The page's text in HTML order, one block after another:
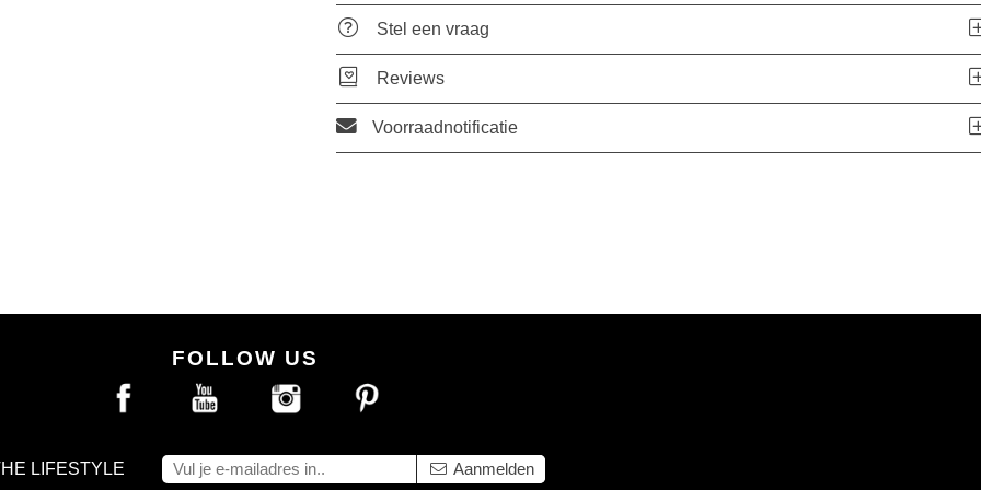
Stel een vraag
Reviews
Voorraadnotificatie
FOLLOW US
LIFESTYLE Aanmelden